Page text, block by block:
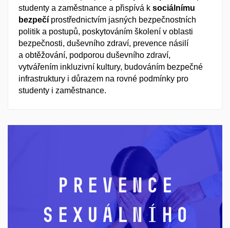
studenty a zaměstnance a přispívá k sociálnímu
bezpečí prostřednictvím jasných bezpečnostních
politik a postupů, poskytováním školení v oblasti
bezpečnosti, duševního zdraví, prevence násilí
a obtěžování, podporou duševního zdraví,
vytvářením inkluzivní kultury, budováním bezpečné
infrastruktury i důrazem na rovné podmínky pro
studenty i zaměstnance.